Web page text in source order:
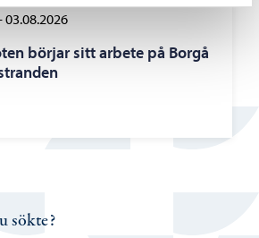
03.08.2026
börjar sitt arbete på Borgå
sökte?